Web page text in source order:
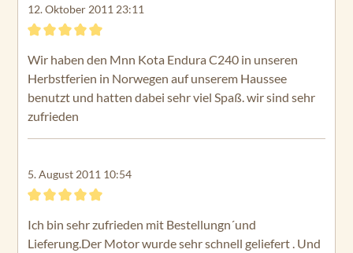
12. Oktober 2011 23:11
Wir haben den Mnn Kota Endura C240 in unseren
Herbstferien in Norwegen auf unserem Haussee
benutzt und hatten dabei sehr viel Spaß. wir sind sehr
zufrieden
5. August 2011 10:54
Ich bin sehr zufrieden mit Bestellungn´und
Lieferung.Der Motor wurde sehr schnell geliefert . Und